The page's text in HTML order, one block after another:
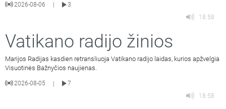
2026-08-06
3
18:58
Vatikano radijo žinios
Marijos Radijas kasdien retransliuoja Vatikano radijo laidas, kurios apžvelgia
Visuotinės Bažnyčios naujienas.
2026-08-05 |
7
18:58